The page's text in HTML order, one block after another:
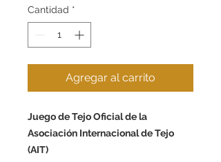
Cantidad *
Agregar al carrito
Juego de Tejo Oficial de la
Asociación Internacional de Tejo
(AIT)